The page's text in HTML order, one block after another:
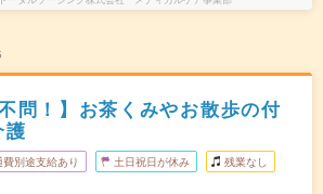
問！】お茶くみやお散歩の付
護
費別途支給あり 土日祝日が休み 残業なし